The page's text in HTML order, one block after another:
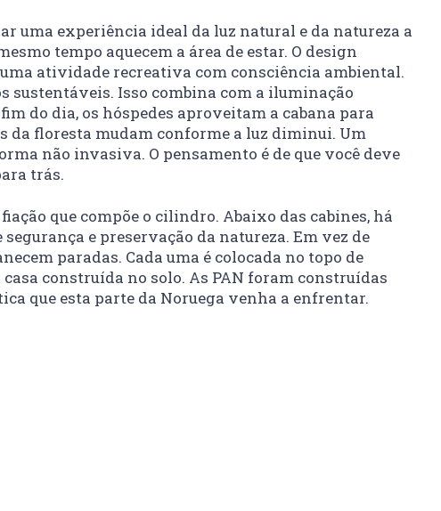
uma experiência ideal da luz natural e da natureza a
tempo aquecem a área de estar. O design
atividade recreativa com consciência ambiental.
sustentáveis. Isso combina com a iluminação
do dia, os hóspedes aproveitam a cabana para
da floresta mudam conforme a luz diminui. Um
não invasiva. O pensamento é de que você deve
trás.
que compõe o cilindro. Abaixo das cabines, há
e preservação da natureza. Em vez de
paradas. Cada uma é colocada no topo de
construída no solo. As PAN foram construídas
que esta parte da Noruega venha a enfrentar.